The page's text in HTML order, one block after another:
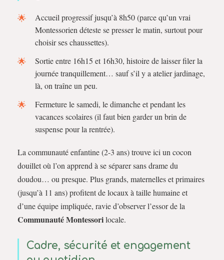
Accueil progressif jusqu’à 8h50 (parce qu’un vrai
Montessorien déteste se presser le matin, surtout pour
choisir ses chaussettes).
Sortie entre 16h15 et 16h30, histoire de laisser filer la
journée tranquillement… sauf s’il y a atelier jardinage,
là, on traîne un peu.
Fermeture le samedi, le dimanche et pendant les
vacances scolaires (il faut bien garder un brin de
suspense pour la rentrée).
La communauté enfantine (2-3 ans) trouve ici un cocon
douillet où l’on apprend à se séparer sans drame du
doudou… ou presque. Plus grands, maternelles et primaires
(jusqu’à 11 ans) profitent de locaux à taille humaine et
d’une équipe impliquée, ravie d’observer l’essor de la
Communauté Montessorilocale.
Cadre, sécurité et engagement